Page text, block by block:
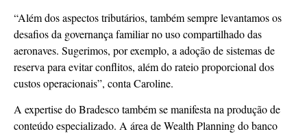
“Além dos aspectos tributários, também sempre levantamos os
desafios da governança familiar no uso compartilhado das
aeronaves. Sugerimos, por exemplo, a adoção de sistemas de
reserva para evitar conflitos, além do rateio proporcional dos
custos operacionais”, conta Caroline.
A expertise do Bradesco também se manifesta na produção de
conteúdo especializado. A área de Wealth Planning do banco